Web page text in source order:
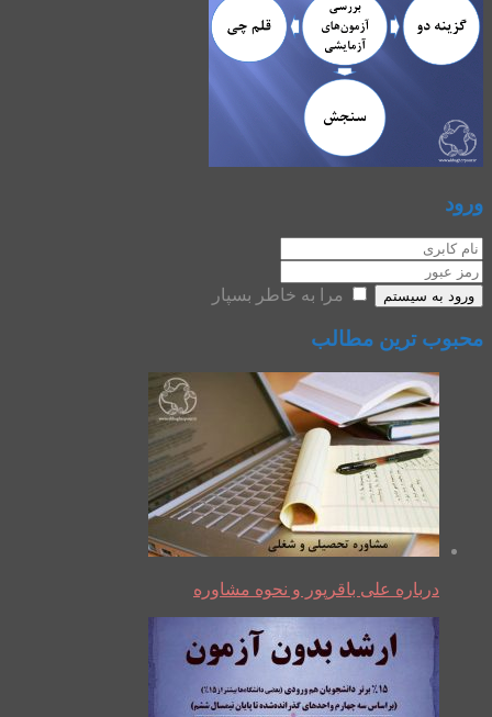
ورود
ورود به سیستم مرا به خاطر بسپار
محبوب ترین مطالب
درباره علی باقرپور و نحوه مشاوره